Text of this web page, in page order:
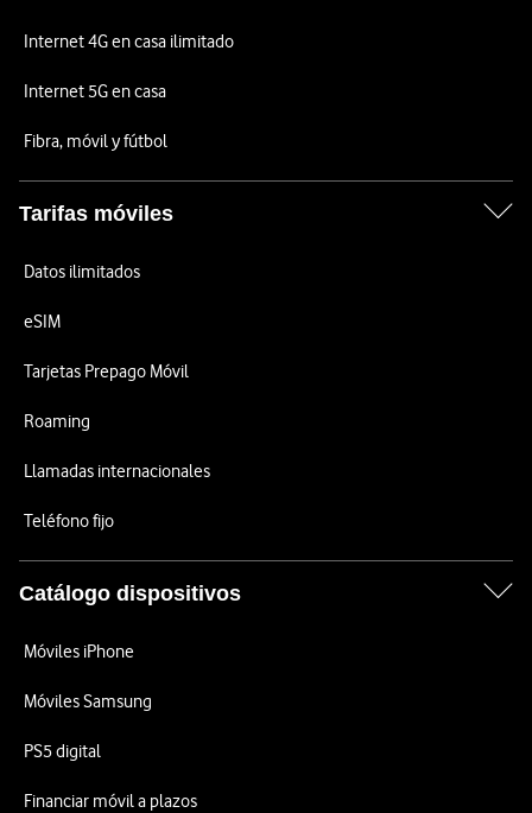
Internet 4G en casa ilimitado
Internet 5G en casa
Fibra, móvil y fútbol
Tarifas móviles
Datos ilimitados
eSIM
Tarjetas Prepago Móvil
Roaming
Llamadas internacionales
Teléfono fijo
Catálogo dispositivos
Móviles iPhone
Móviles Samsung
PS5 digital
Financiar móvil a plazos